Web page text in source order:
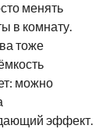
менять
в комнату.
тоже
можно
эффект.